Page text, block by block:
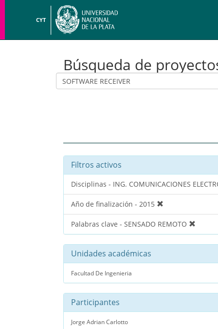
CYT
Búsqueda de
Filtros activos
Disciplinas - ING. COMUNICACIONES
Año de finalización - 2015
Palabras clave - SENSADO REMOTO
Unidades académicas
Facultad De Ingenieria
Participantes
Jorge Adrian Carlotto